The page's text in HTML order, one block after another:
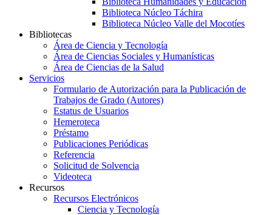
Biblioteca Núcleo Táchira
Biblioteca Núcleo Valle del Mocotíes
Bibliotecas
Área de Ciencia y Tecnología
Área de Ciencias Sociales y Humanísticas
Área de Ciencias de la Salud
Servicios
Formulario de Autorización para la Publicación de
Trabajos de Grado (Autores)
Estatus de Usuarios
Hemeroteca
Préstamo
Publicaciones Periódicas
Referencia
Solicitud de Solvencia
Videoteca
Recursos
Recursos Electrónicos
Ciencia y Tecnología